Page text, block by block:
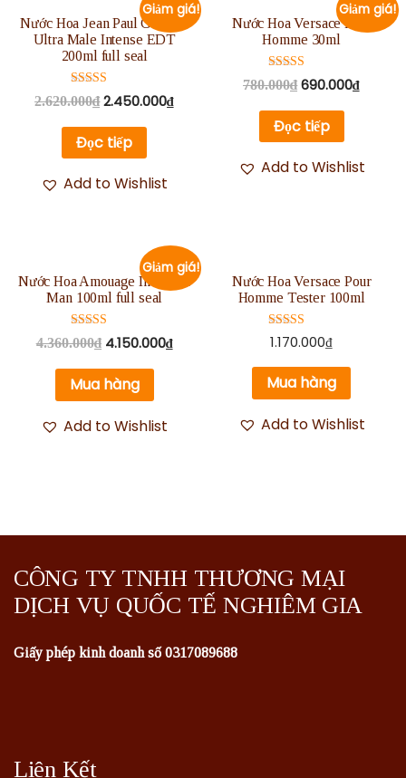
Giảm giá!
Nước Hoa Jean Paul Gaultier
Ultra Male Intense EDT
200ml full seal
Được xếp
hạng
5 sao
2.620.000₫ 2.450.000₫
Đọc tiếp
Add to Wishlist
Giảm giá!
Nước Hoa Versace Pour
Homme 30ml
Được xếp
hạng
5 sao
780.000₫ 690.000₫
Đọc tiếp
Add to Wishlist
Giảm giá!
Nước Hoa Amouage Interlude
Man 100ml full seal
Được xếp
hạng
4.360.000₫ 4.150.000₫
Mua hàng
Add to Wishlist
Nước Hoa Versace Pour
Homme Tester 100ml
Được xếp
hạng
5 sao
1.170.000₫
Mua hàng
Add to Wishlist
CÔNG TY TNHH THƯƠNG MẠI
DỊCH VỤ QUỐC TẾ NGHIÊM GIA
Giấy phép kinh doanh số 0317089688
Liên Kết